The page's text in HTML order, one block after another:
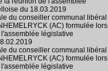
du 18.03.2019
du conseiller communal libéral
(AC) formulée lors
législative
du conseiller communal libéral
(AC) formulée lors
législative